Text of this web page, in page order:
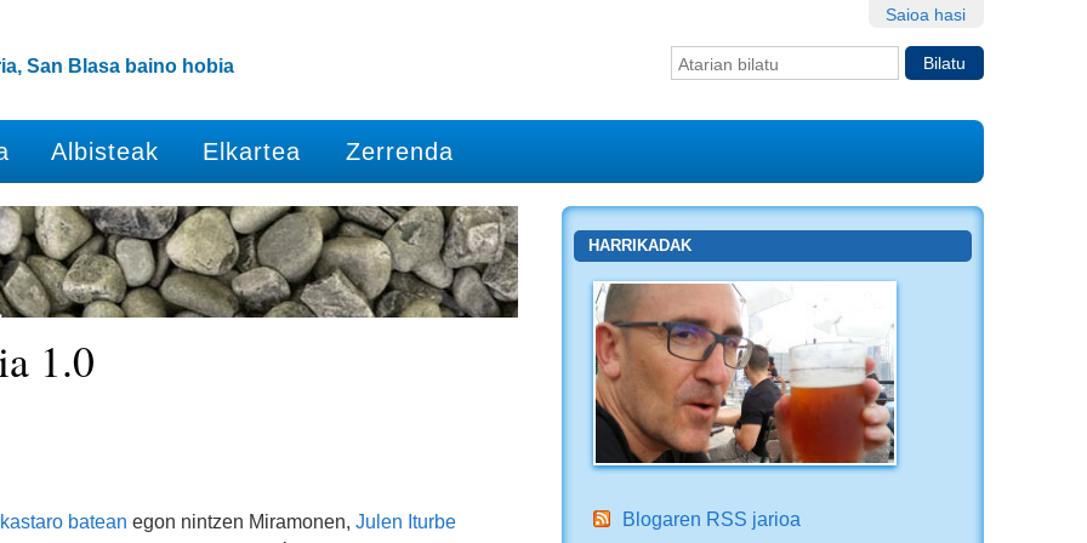
Saioa hasi
Bilatu atarian
San Blasa baino hobia
Albisteak Elkartea Zerrenda
1.0
batean egon nintzen Miramonen, Julen Iturbe
HARRIKADAK
Blogaren RSS jarioa